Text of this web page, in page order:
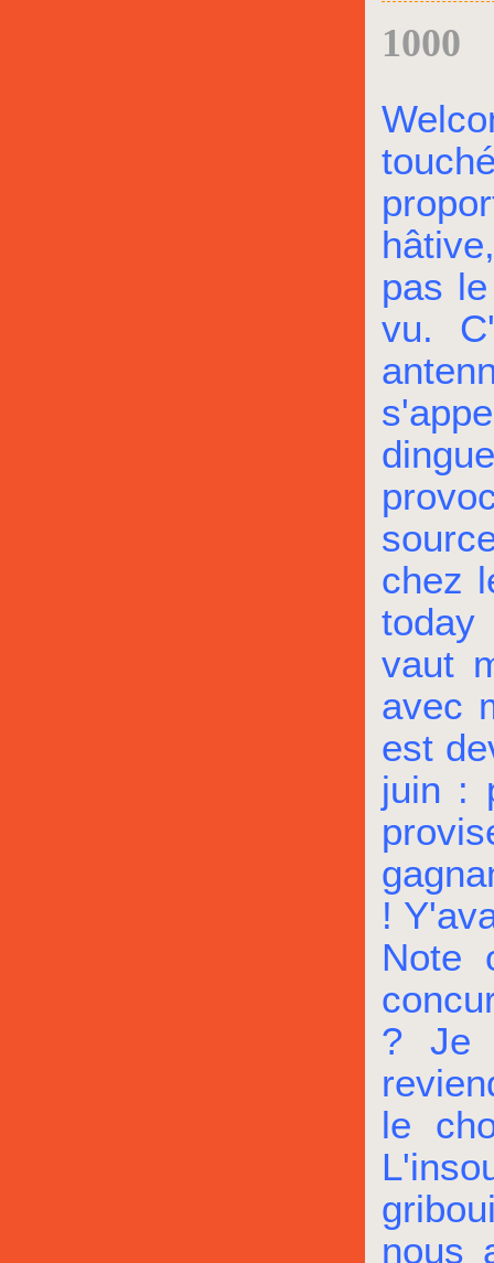
1000
pas
vu.
chez
today
vaut
avec
est
juin :
!
Note
? Je
le
nous